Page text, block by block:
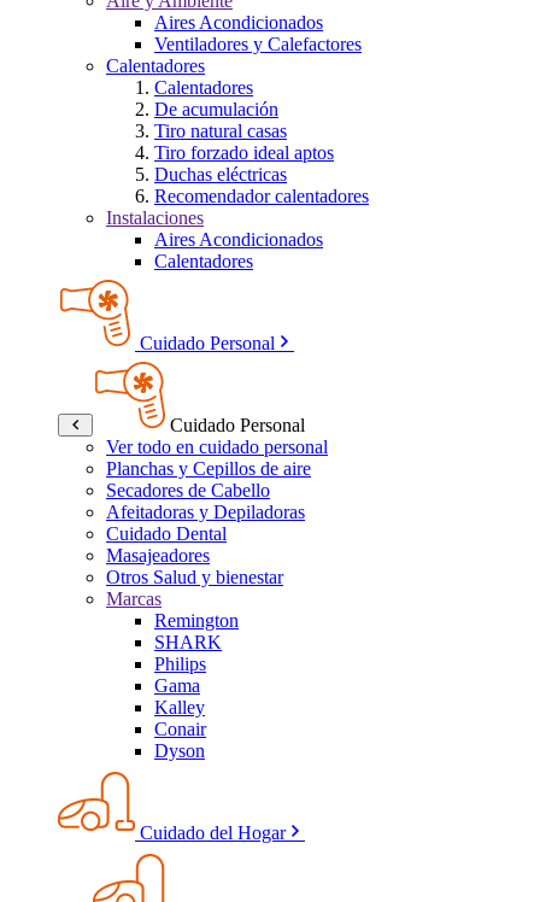
Aires Acondicionados
Ventiladores y Calefactores
Calentadores
Calentadores
De acumulación
Tiro natural casas
Tiro forzado ideal aptos
Duchas eléctricas
Recomendador calentadores
Instalaciones
Aires Acondicionados
Calentadores
Cuidado Personal
Cuidado Personal
Ver todo en cuidado personal
Planchas y Cepillos de aire
Secadores de Cabello
Afeitadoras y Depiladoras
Cuidado Dental
Masajeadores
Otros Salud y bienestar
Marcas
Remington
SHARK
Philips
Gama
Kalley
Conair
Dyson
Cuidado del Hogar